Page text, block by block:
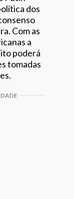
dos
Com as
a
poderá
tomadas